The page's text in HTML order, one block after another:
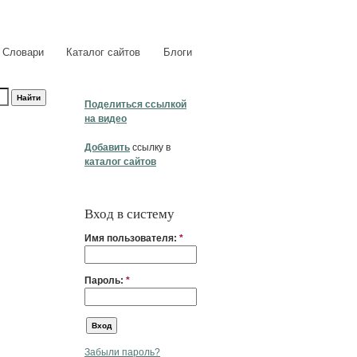
Словари Каталог сайтов Блоги
Поделиться ссылкой
на видео
Добавить ссылку в
каталог сайтов
Вход в систему
Имя пользователя: *
Пароль: *
Забыли пароль?